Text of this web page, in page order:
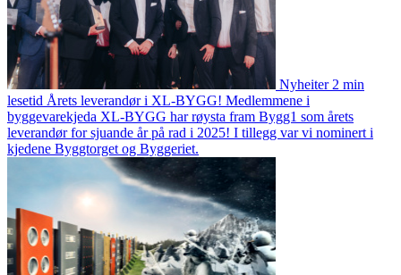
Nyheiter 2 min
lesetid Årets leverandør i XL-BYGG! Medlemmene i
byggevarekjeda XL-BYGG har røysta fram Bygg1 som årets
leverandør for sjuande år på rad i 2025! I tillegg var vi nominert i
kjedene Byggtorget og Byggeriet.